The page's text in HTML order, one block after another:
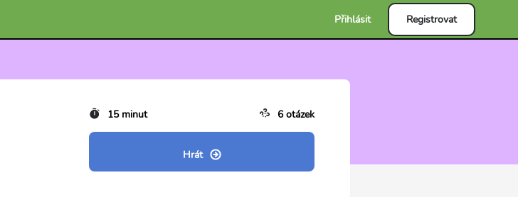
Přihlásit Registrovat
15 minut 6 otázek
Hrát